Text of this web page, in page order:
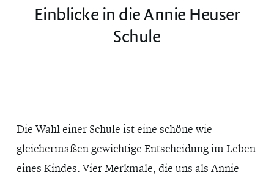
Einblicke in die Annie Heuser
Schule
Die Wahl einer Schule ist eine schöne wie
gleichermaßen gewichtige Entscheidung im Leben
eines Kindes. Vier Merkmale, die uns als Annie